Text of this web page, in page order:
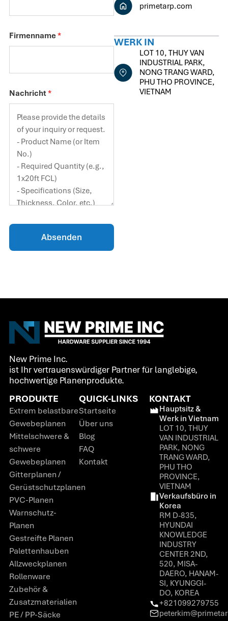
primetarp.com
WERK IN
LOT 10, THUY VAN
INDUSTRIAL PARK,
NONG TRANG WARD,
PHU THO PROVINCE,
VIETNAM
Firmenname*
Nachricht*
Absenden
New Prime Inc.
ist Ihr vertrauenswürdiger Partner für langlebige,
hochwertige Planenprodukte.
PRODUKTE
Extrem belastbare
Gewebeplanen
Mittelschwere &
schwere
Gewebeplanen
Gitterplanen /
Gerüstschutzplanen
PVC-Planen
Warnschutz-
Planen
Gestreifte Planen
Palettenhauben
Allzweckplanen
Rollenware
Zubehör &
Zusatzmaterialien
PE / PP-Säcke
QUICK-LINKS
Startseite
Über uns
Blog
FAQ
Kontakt
KONTAKT
Hauptsitz &
Werk in Vietnam
LOT 10, THUY
VAN INDUSTRIAL
PARK, NONG
TRANG WARD,
PHU THO
PROVINCE,
VIETNAM
Verkaufsbüro in
Korea
RM D-835,
HYUNDAI
KNOWLEDGE
INDUSTRY
CENTER 2ND,
520, MISA-
DAERO, HANAM-
SI, KYUNGGI-
DO, KOREA
+821099279755